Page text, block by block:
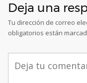
Deja una
Tu dirección de correo
obligatorios están